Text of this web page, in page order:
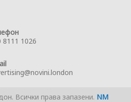
8111 1026
Всички права запазени. NM